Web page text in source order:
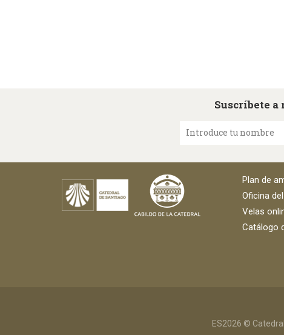
Suscríbete
Introduce tu nombre
Plan de
Oficina
Velas
Catálogo
ES2026 ©